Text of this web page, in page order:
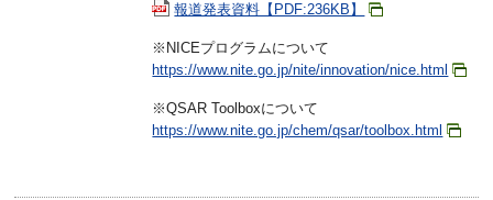
報道発表資料【PDF:236KB】
※NICEプログラムについて
https://www.nite.go.jp/nite/innovation/nice.html
※QSAR Toolboxについて
https://www.nite.go.jp/chem/qsar/toolbox.html